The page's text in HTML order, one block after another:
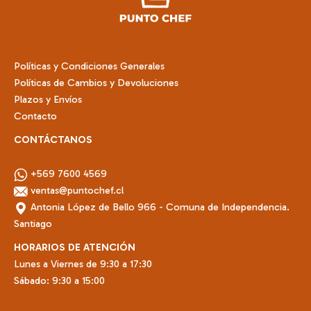
producto
Políticas y Condiciones Generales
Políticas de Cambios y Devoluciones
Plazos y Envíos
Contacto
CONTÁCTANOS
+569 7600 4569
ventas@puntochef.cl
Antonia López de Bello 966 - Comuna de Independencia.
Santiago
HORARIOS DE ATENCIÓN
Lunes a Viernes de 9:30 a 17:30
Sábado: 9:30 a 15:00